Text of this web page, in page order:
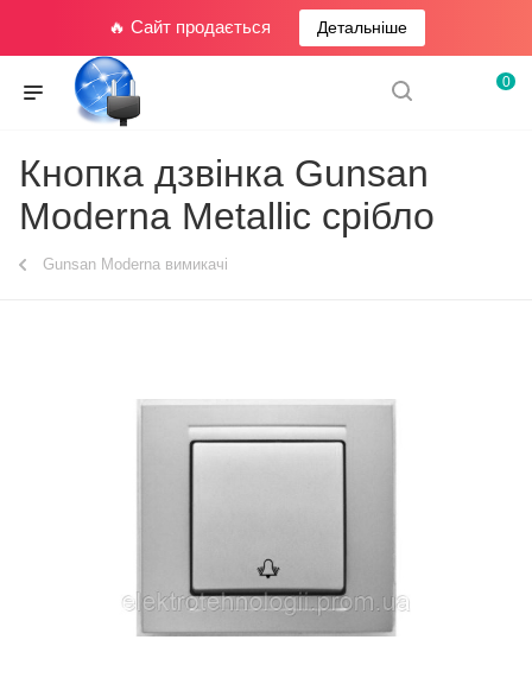
🔥 Сайт продається Детальніше
0
Кнопка дзвінка Gunsan
Moderna Metallic срібло
Gunsan Moderna вимикачі